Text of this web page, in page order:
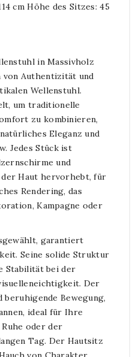
cm Höhe des Sitzes: 45
in Massivholz
von Authentizität und
Wellenstuhl.
um traditionelle
zu kombinieren,
Eleganz und
Jedes Stück ist
und
der Haut hervorhebt, für
Rendering, das
Kampagne oder
garantiert
Seine solide Struktur
Stabilität bei der
Der
Bewegung,
ideal für Ihre
oder der
Tag. Der Hautsitz